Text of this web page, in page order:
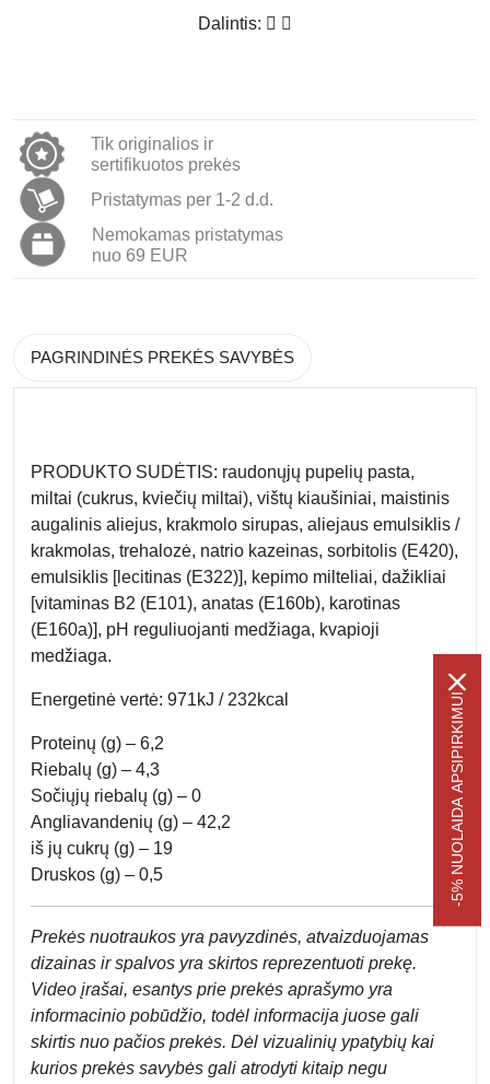
Dalintis:
Tik originalios ir
sertifikuotos prekės
Pristatymas per 1-2 d.d.
Nemokamas pristatymas
nuo 69 EUR
PAGRINDINĖS PREKĖS SAVYBĖS
PRODUKTO SUDĖTIS: raudonųjų pupelių pasta,
miltai (cukrus, kviečių miltai), vištų kiaušiniai, maistinis
augalinis aliejus, krakmolo sirupas, aliejaus emulsiklis /
krakmolas, trehalozė, natrio kazeinas, sorbitolis (E420),
emulsiklis [lecitinas (E322)], kepimo milteliai, dažikliai
[vitaminas B2 (E101), anatas (E160b), karotinas
(E160a)], pH reguliuojanti medžiaga, kvapioji
medžiaga.
Energetinė vertė: 971kJ / 232kcal
Proteinų (g) – 6,2
Riebalų (g) – 4,3
Sočiųjų riebalų (g) – 0
Angliavandenių (g) – 42,2
iš jų cukrų (g) – 19
Druskos (g) – 0,5
Prekės nuotraukos yra pavyzdinės, atvaizduojamas
dizainas ir spalvos yra skirtos reprezentuoti prekę.
Video įrašai, esantys prie prekės aprašymo yra
informacinio pobūdžio, todėl informacija juose gali
skirtis nuo pačios prekės. Dėl vizualinių ypatybių kai
kurios prekės savybės gali atrodyti kitaip negu
-5% NUOLAIDA APSIPIRKIMUI